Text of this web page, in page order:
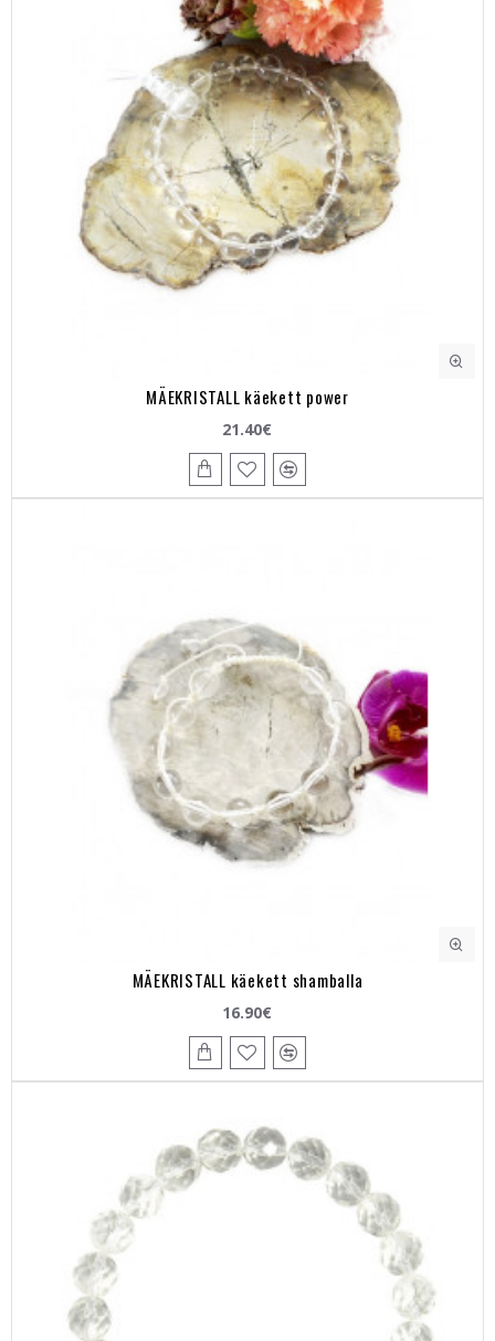
MÄEKRISTALL käekett power
21.40€
MÄEKRISTALL käekett shamballa
16.90€